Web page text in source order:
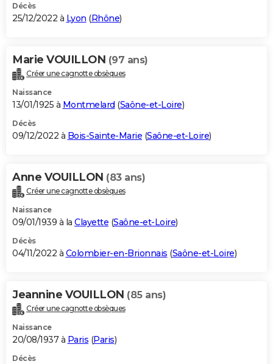
Décès
25/12/2022 à Lyon (Rhône)
Marie VOUILLON (97 ans)
Créer une cagnotte obsèques
Naissance
13/01/1925 à Montmelard (Saône-et-Loire)
Décès
09/12/2022 à Bois-Sainte-Marie (Saône-et-Loire)
Anne VOUILLON (83 ans)
Créer une cagnotte obsèques
Naissance
09/01/1939 à la Clayette (Saône-et-Loire)
Décès
04/11/2022 à Colombier-en-Brionnais (Saône-et-Loire)
Jeannine VOUILLON (85 ans)
Créer une cagnotte obsèques
Naissance
20/08/1937 à Paris (Paris)
Décès